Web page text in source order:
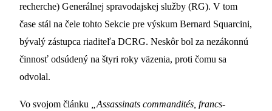
recherche) Generálnej spravodajskej služby (RG). V tom
čase stál na čele tohto Sekcie pre výskum Bernard Squarcini,
bývalý zástupca riaditeľa DCRG. Neskôr bol za nezákonnú
činnosť odsúdený na štyri roky väzenia, proti čomu sa
odvolal.
Vo svojom článku „Assassinats commandités, francs-